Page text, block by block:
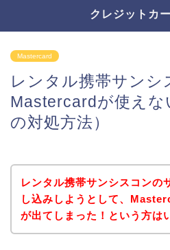
クレジットカ
Mastercard
レンタル携帯サンシ
Mastercardが使えな
の対処方法）
レンタル携帯サンシスコンの
し込みしようとして、
が出てしまった！という方は